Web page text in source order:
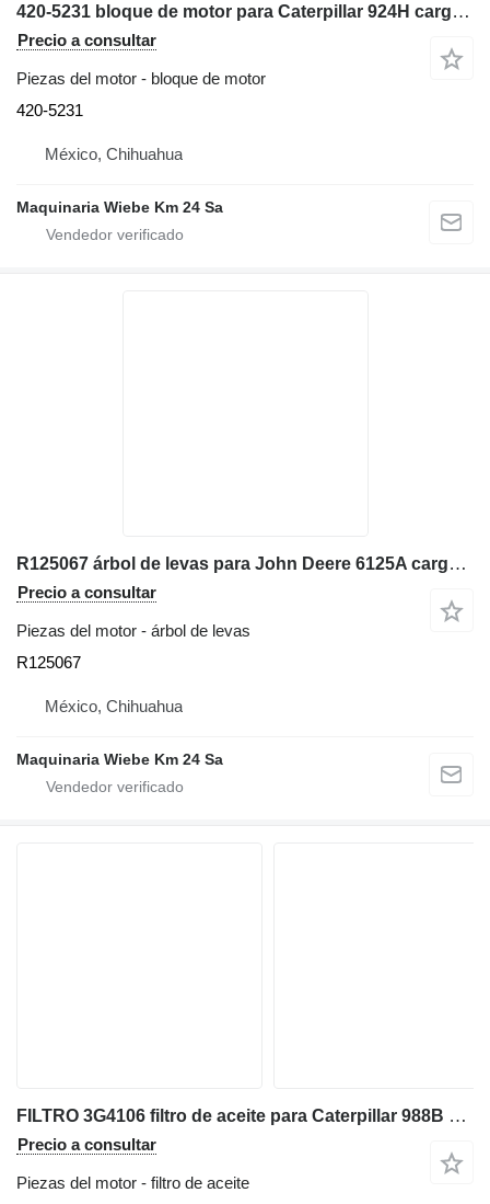
420-5231 bloque de motor para Caterpillar 924H cargadora de ruedas
Precio a consultar
Piezas del motor - bloque de motor
420-5231
México, Chihuahua
Maquinaria Wiebe Km 24 Sa
R125067 árbol de levas para John Deere 6125A cargadora de ruedas
Precio a consultar
Piezas del motor - árbol de levas
R125067
México, Chihuahua
Maquinaria Wiebe Km 24 Sa
FILTRO 3G4106 filtro de aceite para Caterpillar 988B cargadora de ruedas
Precio a consultar
Piezas del motor - filtro de aceite